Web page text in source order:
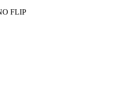
FLIP